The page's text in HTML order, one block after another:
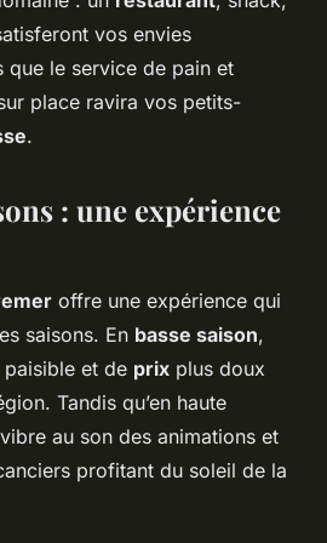
vos envies
que le service de pain et
place ravira vos petits-
.
: une expérience
offre une expérience qui
saisons. En basse saison,
et de prix plus doux
Tandis qu’en haute
au son des animations et
profitant du soleil de la